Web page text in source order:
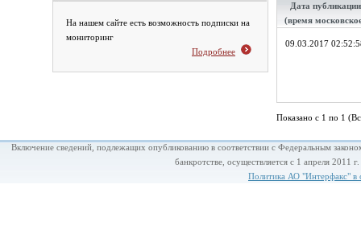
На нашем сайте есть возможность подписки на
мониторинг
Подробнее
Дата публикации
(время
09.03.2017
Показано с 1 по 1
Включение сведений, подлежащих опубликованию в соответствии с Федеральным
банкротстве, осуществляется с 1 апреля
Политика АО "Интерфакс" в